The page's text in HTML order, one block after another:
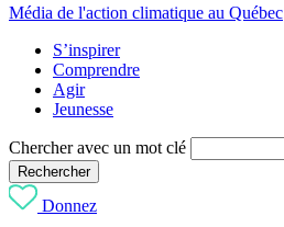
Média de l'action climatique au Québec
S’inspirer
Comprendre
Agir
Jeunesse
Chercher avec un mot clé
Rechercher
Donnez